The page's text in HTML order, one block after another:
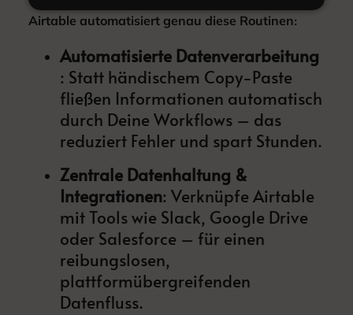
Airtable automatisiert genau diese Routinen:
Automatisierte Datenverarbeitung
: Statt händischem Copy-Paste
fließen Informationen automatisch
durch Deine Workflows – das
reduziert Fehler und spart Stunden.
Zentrale Datenhaltung &
Integrationen: Verknüpfe Airtable
mit Tools wie Slack, Google Drive
oder Salesforce – für einen
reibungslosen,
plattformübergreifenden
Datenfluss.